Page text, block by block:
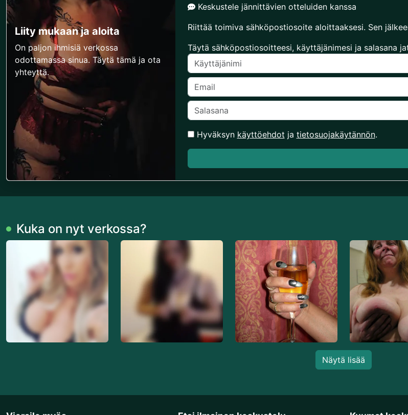
Liity mukaan ja aloita
On paljon ihmisiä verkossa
odottamassa sinua. Täytä tämä ja ota
yhteyttä.
Keskustele jännittävien otteluiden kanssa
Riittää toimiva sähköpostiosoite aloittaaksesi. Sen
Täytä sähköpostiosoitteesi, käyttäjänimesi ja salasana
Hyväksyn käyttöehdot ja tietosuojakäytännön.
Kuka on nyt verkossa?
Näytä lisää